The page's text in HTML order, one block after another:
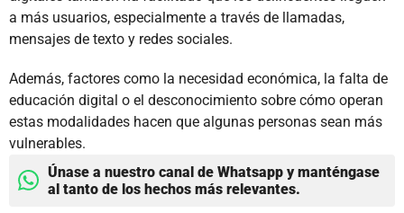
a más usuarios, especialmente a través de llamadas,
mensajes de texto y redes sociales.
Además, factores como la necesidad económica, la falta de
educación digital o el desconocimiento sobre cómo operan
estas modalidades hacen que algunas personas sean más
vulnerables.
Únase a nuestro canal de Whatsapp y manténgase
al tanto de los hechos más relevantes.